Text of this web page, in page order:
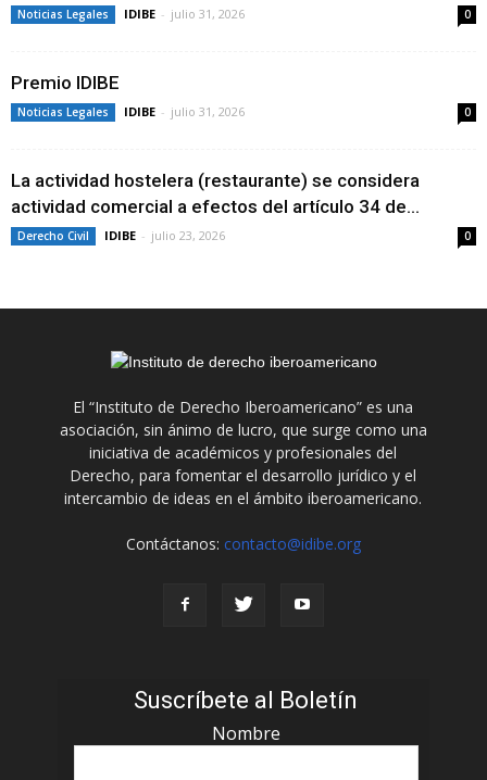
Noticias Legales IDIBE - julio 31, 2026 0
Premio IDIBE
Noticias Legales IDIBE - julio 31, 2026 0
La actividad hostelera (restaurante) se considera
actividad comercial a efectos del artículo 34 de...
Derecho Civil IDIBE - julio 23, 2026 0
El “Instituto de Derecho Iberoamericano” es una
asociación, sin ánimo de lucro, que surge como una
iniciativa de académicos y profesionales del
Derecho, para fomentar el desarrollo jurídico y el
intercambio de ideas en el ámbito iberoamericano.
Contáctanos: contacto@idibe.org
Suscríbete al Boletín
Nombre